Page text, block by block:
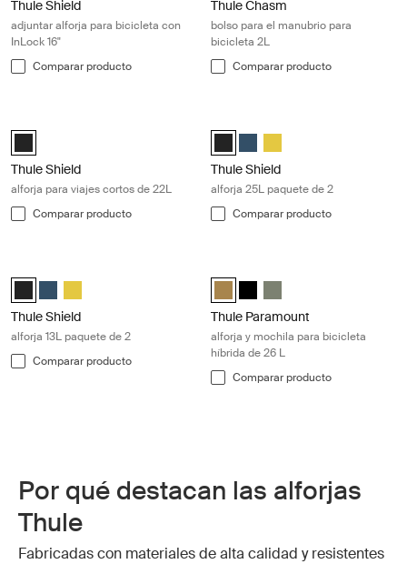
Thule Shield
adjuntar alforja para bicicleta con
InLock 16"
Comparar producto
Thule Chasm
bolso para el manubrio para
bicicleta 2L
Comparar producto
Thule Shield Pannier22L Negro (selected)
Thule Shield
alforja para viajes cortos de 22L
Comparar producto
Thule Shield Pannier 25L Negro
Thule Shield pannier 25L Azul
Thule Shield pannier
Thule Shield
alforja 25L paquete de 2
Comparar producto
Thule Shield pannier 13L Negro (selected)
Thule Shield pannier 13L Azul
Thule Shield pannier 13L Amarillo
Thule Shield
alforja 13L paquete de 2
Comparar producto
Thule Paramount Hybrid Pannier
Thule Paramount Hybrid
Thule Paramount Hybrid
Thule Paramount
alforja y mochila para bicicleta
híbrida de 26 L
Comparar producto
Por qué destacan las alforjas
Thule
Fabricadas con materiales de alta calidad y resistentes